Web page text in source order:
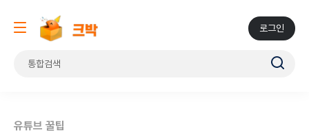
로그인
유튜브 꿀팁